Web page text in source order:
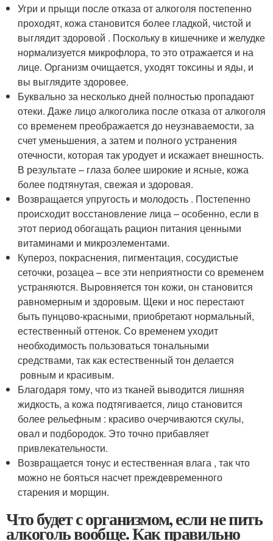
Угри и прыщи после отказа от алкоголя постепенно
проходят, кожа становится более гладкой, чистой и
выглядит здоровой . Поскольку в кишечнике и желудке
нормализуется микрофлора, то это отражается и на
лице. Организм очищается, уходят токсины и яды, и
вы выглядите здоровее.
Буквально за несколько дней полностью пропадают
отеки. Даже лицо алкоголика после отказа от алкоголя
со временем преображается до неузнаваемости, за
счет уменьшения, а затем и полного устранения
отечности, которая так уродует и искажает внешность.
В результате – глаза более широкие и ясные, кожа
более подтянутая, свежая и здоровая.
Возвращается упругость и молодость . Постепенно
происходит восстановление лица – особенно, если в
этот период обогащать рацион питания ценными
витаминами и микроэлементами.
Купероз, покраснения, пигментация, сосудистые
сеточки, розацеа – все эти неприятности со временем
устраняются. Выровняется тон кожи, он становится
равномерным и здоровым. Щеки и нос перестают
быть пунцово-красными, приобретают нормальный,
естественный оттенок. Со временем уходит
необходимость пользоваться тональными
средствами, так как естественный тон делается
ровным и красивым.
Благодаря тому, что из тканей выводится лишняя
жидкость, а кожа подтягивается, лицо становится
более рельефным : красиво очерчиваются скулы,
овал и подбородок. Это точно прибавляет
привлекательности.
Возвращается тонус и естественная влага , так что
можно не бояться насчет преждевременного
старения и морщин.
Что будет с организмом, если не пить
алкоголь вообще. Как правильно